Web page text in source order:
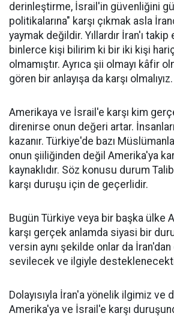
derinleştirme, İsrail'in güvenliğini
politikalarına" karşı çıkmak asla
yaymak değildir. Yıllardır İran'ı
binlerce kişi bilirim ki bir iki kişi
olmamıştır. Ayrıca şii olmayı kâfir
gören bir anlayışa da karşı olmalıyız.
Amerikaya ve İsrail'e karşı kim
direnirse onun değeri artar.
kazanır. Türkiye'de bazı
onun şiiliğinden değil Amerika'ya
kaynaklıdır. Söz konusu durum
karşı duruşu için de geçerlidir.
Bugün Türkiye veya bir başka ülke
karşı gerçek anlamda siyasi bir
versin aynı şekilde onlar da
sevilecek ve ilgiyle
Dolayısıyla İran'a yönelik ilgimiz ve
Amerika'ya ve İsrail'e karşı